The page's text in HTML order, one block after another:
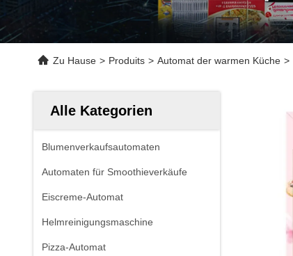
Zu Hause > Produits > Automat der warmen Küche >
Alle Kategorien
Blumenverkaufsautomaten
Automaten für Smoothieverkäufe
Eiscreme-Automat
Helmreinigungsmaschine
Pizza-Automat